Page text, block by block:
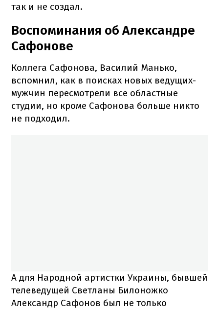
так и не создал.
Воспоминания об Александре
Сафонове
Коллега Сафонова, Василий Манько,
вспомнил, как в поисках новых ведущих-
мужчин пересмотрели все областные
студии, но кроме Сафонова больше никто
не подходил.
А для Народной артистки Украины, бывшей
телеведущей Светланы Билоножко
Александр Сафонов был не только